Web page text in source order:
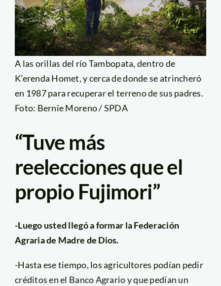
A las orillas del río Tambopata, dentro de
K’erenda Homet, y cerca de donde se atrincheró
en 1987 para recuperar el terreno de sus padres.
Foto: Bernie Moreno / SPDA
“Tuve más
reelecciones que el
propio Fujimori”
-Luego usted llegó a formar la Federación
Agraria de Madre de Dios.
-Hasta ese tiempo, los agricultores podían pedir
créditos en el Banco Agrario y que pedían un